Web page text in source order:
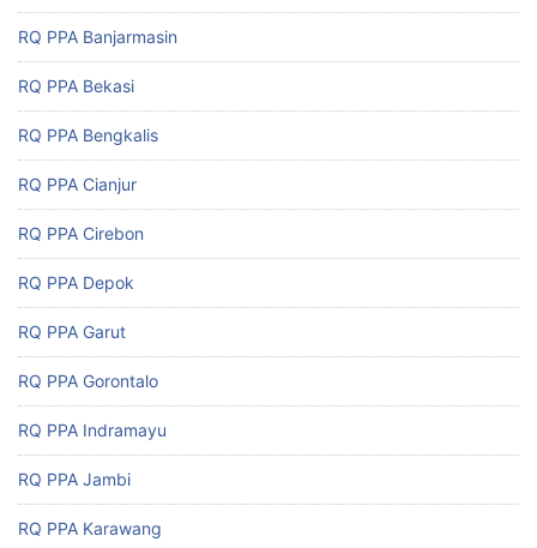
RQ PPA Banjarmasin
RQ PPA Bekasi
RQ PPA Bengkalis
RQ PPA Cianjur
RQ PPA Cirebon
RQ PPA Depok
RQ PPA Garut
RQ PPA Gorontalo
RQ PPA Indramayu
RQ PPA Jambi
RQ PPA Karawang